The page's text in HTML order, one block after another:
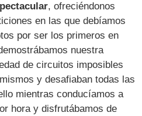
, ofreciéndonos
en las que debíamos
por ser los primeros en
nuestra
de circuitos imposibles
y desafiaban todas las
mientras conducíamos a
hora y disfrutábamos de